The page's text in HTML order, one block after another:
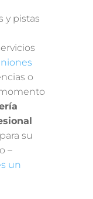
y pistas
o
para su
–
un